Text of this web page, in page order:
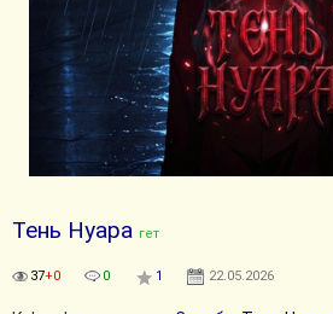
Тень Нуара гет
37+0 0 1 22.05.2026